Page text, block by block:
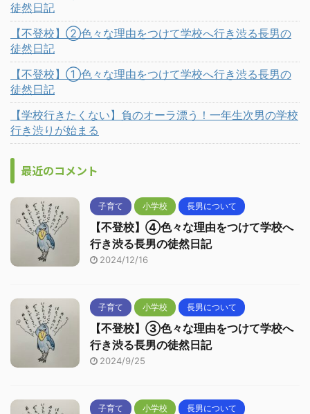
徒然日記
【不登校】②色々な理由をつけて学校へ行き渋る長男の
徒然日記
【不登校】①色々な理由をつけて学校へ行き渋る長男の
徒然日記
【学校行きたくない】負のオーラ漂う！一年生次男の学校
行き渋りが始まる
最近のコメント
子育て 小学校 長男について
【不登校】④色々な理由をつけて学校へ
行き渋る長男の徒然日記
2024/12/16
子育て 小学校 長男について
【不登校】③色々な理由をつけて学校へ
行き渋る長男の徒然日記
2024/9/25
子育て 小学校 長男について